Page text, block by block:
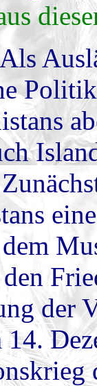
der
14.